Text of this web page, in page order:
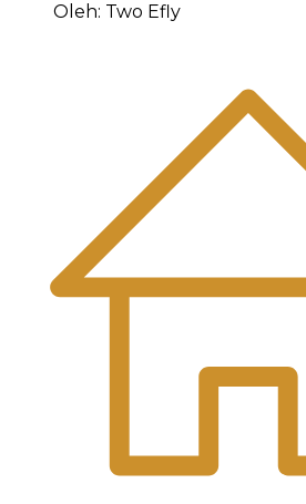
Oleh: Two Efly